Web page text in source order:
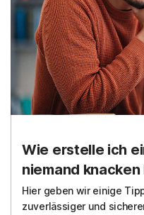
Wie erstelle ich
niemand knacken
Hier geben wir einige
zuverlässiger und